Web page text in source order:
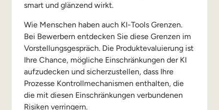
smart und glänzend wirkt.
Wie Menschen haben auch KI-Tools Grenzen.
Bei Bewerbern entdecken Sie diese Grenzen im
Vorstellungsgespräch. Die Produktevaluierung ist
Ihre Chance, mögliche Einschränkungen der KI
aufzudecken und sicherzustellen, dass Ihre
Prozesse Kontrollmechanismen enthalten, die
die mit diesen Einschränkungen verbundenen
Risiken verringern.